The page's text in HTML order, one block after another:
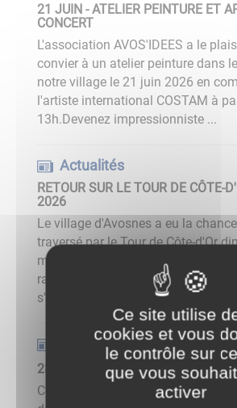
21 JUIN - ATELIER PEINTURE ET
CONCERT
L'association AVOS'IDEES a le
convier à un atelier peinture dans
notre village le 21 juin 2026 en
l'artiste international COSTAM à
13h.Devenez impressionniste ...
Actualités
RETOUR SUR LE TOUR DE CÔTE-
2026
Le village d'Avosnes a eu la
traversé par le Tour de Côte-d'Or
mai dernier. Après une légère
rapport à l'horaire prévu, durant
s'est déroulée ...
Actualités
28 JUIN - FÊTE DE LA ST PIERRE -
Comme chaque année la St Pierre
Ce site utilise
cookies et vous
le contrôle sur
que vous
activer